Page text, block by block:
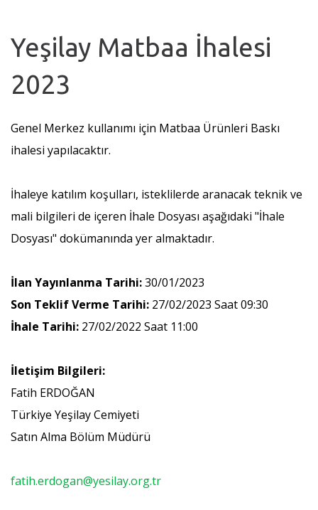
Yeşilay Matbaa İhalesi
2023
Genel Merkez kullanımı için Matbaa Ürünleri Baskı
ihalesi yapılacaktır.
İhaleye katılım koşulları, isteklilerde aranacak teknik ve
mali bilgileri de içeren İhale Dosyası aşağıdaki "İhale
Dosyası" dokümanında yer almaktadır.
İlan Yayınlanma Tarihi:30/01/2023
Son Teklif Verme Tarihi: 27/02/2023 Saat 09:30
İhale Tarihi: 27/02/2022 Saat 11:00
İletişim Bilgileri:
Fatih ERDOĞAN
Türkiye Yeşilay Cemiyeti
Satın Alma Bölüm Müdürü
fatih.erdogan@yesilay.org.tr